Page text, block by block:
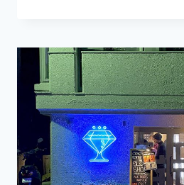
เมื่อ
คราฟท์
เบียร์
และ
ดนตรี
สด
มา
เจอ
กัน